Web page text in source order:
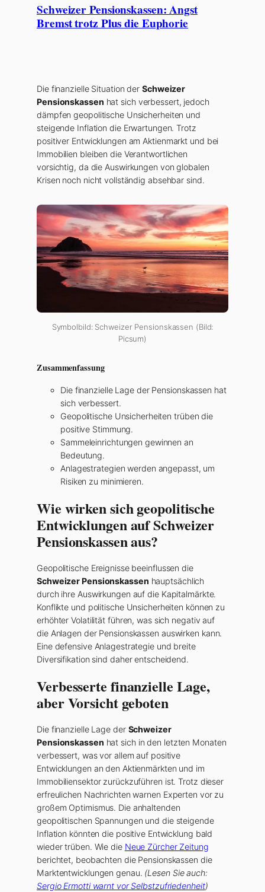
Schweizer Pensionskassen: Angst
Bremst trotz Plus die Euphorie
Die finanzielle Situation der Schweizer
Pensionskassen hat sich verbessert, jedoch
dämpfen geopolitische Unsicherheiten und
steigende Inflation die Erwartungen. Trotz
positiver Entwicklungen am Aktienmarkt und bei
Immobilien bleiben die Verantwortlichen
vorsichtig, da die Auswirkungen von globalen
Krisen noch nicht vollständig absehbar sind.
Symbolbild: Schweizer Pensionskassen (Bild:
Picsum)
Zusammenfassung
Die finanzielle Lage der Pensionskassen hat
sich verbessert.
Geopolitische Unsicherheiten trüben die
positive Stimmung.
Sammeleinrichtungen gewinnen an
Bedeutung.
Anlagestrategien werden angepasst, um
Risiken zu minimieren.
Wie wirken sich geopolitische
Entwicklungen auf Schweizer
Pensionskassen aus?
Geopolitische Ereignisse beeinflussen die
Schweizer Pensionskassen hauptsächlich
durch ihre Auswirkungen auf die Kapitalmärkte.
Konflikte und politische Unsicherheiten können zu
erhöhter Volatilität führen, was sich negativ auf
die Anlagen der Pensionskassen auswirken kann.
Eine defensive Anlagestrategie und breite
Diversifikation sind daher entscheidend.
Verbesserte finanzielle Lage,
aber Vorsicht geboten
Die finanzielle Lage der Schweizer
Pensionskassen hat sich in den letzten Monaten
verbessert, was vor allem auf positive
Entwicklungen an den Aktienmärkten und im
Immobiliensektor zurückzuführen ist. Trotz dieser
erfreulichen Nachrichten warnen Experten vor zu
großem Optimismus. Die anhaltenden
geopolitischen Spannungen und die steigende
Inflation könnten die positive Entwicklung bald
wieder trüben. Wie die Neue Zürcher Zeitung
berichtet, beobachten die Pensionskassen die
Marktentwicklungen genau. (Lesen Sie auch:
Sergio Ermotti warnt vor Selbstzufriedenheit)